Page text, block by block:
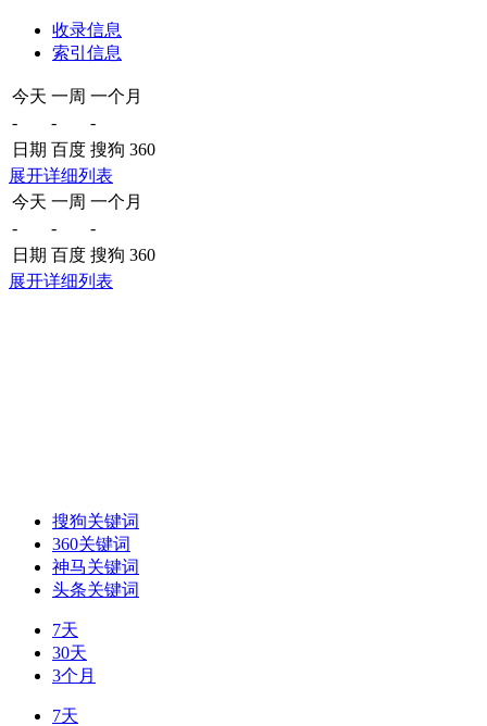
收录信息
索引信息
今天 一周 一个月
-
-
-
日期 百度 搜狗 360
展开详细列表
今天 一周 一个月
-
-
-
日期 百度 搜狗 360
展开详细列表
搜狗关键词
360关键词
神马关键词
头条关键词
7天
30天
3个月
7天